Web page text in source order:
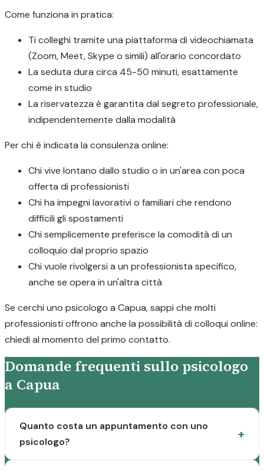
Come funziona in pratica:
Ti colleghi tramite una piattaforma di videochiamata
(Zoom, Meet, Skype o simili) all'orario concordato
La seduta dura circa 45-50 minuti, esattamente
come in studio
La riservatezza è garantita dal segreto professionale,
indipendentemente dalla modalità
Per chi è indicata la consulenza online:
Chi vive lontano dallo studio o in un'area con poca
offerta di professionisti
Chi ha impegni lavorativi o familiari che rendono
difficili gli spostamenti
Chi semplicemente preferisce la comodità di un
colloquio dal proprio spazio
Chi vuole rivolgersi a un professionista specifico,
anche se opera in un'altra città
Se cerchi uno psicologo a Capua, sappi che molti
professionisti offrono anche la possibilità di colloqui online:
chiedi al momento del primo contatto.
Domande frequenti sullo psicologo
a Capua
Quanto costa un appuntamento con uno
psicologo?